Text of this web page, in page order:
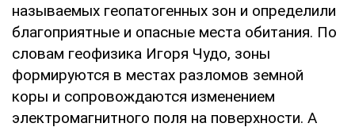
называемых геопатогенных зон и определили
благоприятные и опасные места обитания. По
словам геофизика Игоря Чудо, зоны
формируются в местах разломов земной
коры и сопровождаются изменением
электромагнитного поля на поверхности. А